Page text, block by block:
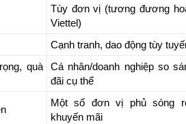
Tùy đơn vị (tương đương
Viettel)
Cạnh tranh, dao động tùy
quà
Cá nhân/doanh nghiệp so
đãi cụ thể
Một số đơn vị phủ sóng
khuyến mãi